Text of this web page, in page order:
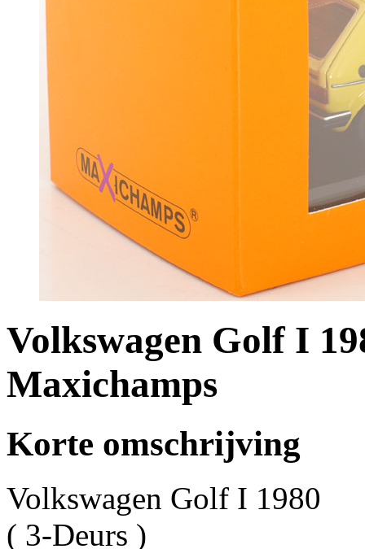
Volkswagen Golf I
Maxichamps
Korte omschrijving
Volkswagen Golf I 1980
( 3-Deurs )